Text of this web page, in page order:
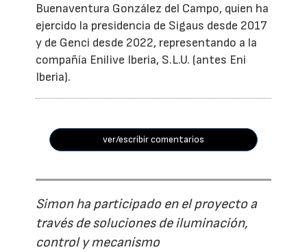
Buenaventura González del Campo, quien ha
ejercido la presidencia de Sigaus desde 2017
y de Genci desde 2022, representando a la
compañía Enilive Iberia, S.L.U. (antes Eni
Iberia).
ver/escribir comentarios
Simon ha participado en el proyecto a
través de soluciones de iluminación,
control y mecanismo